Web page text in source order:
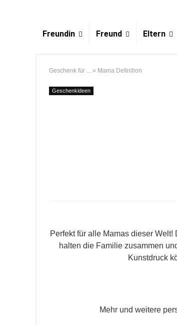
Freundin Freund Eltern
Geschenk für ... » Mama Definition
Geschenkideen
Perfekt für alle Mamas dieser
halten die Familie zusammen
Kunstdruck
Mehr und weitere